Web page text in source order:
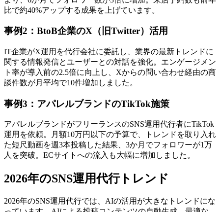
比で約40%アップする成果を上げています。
事例2：BtoB企業のX（旧Twitter）活用
IT企業がX運用を代行会社に委託し、業界の最新トレンドに
関する情報発信とユーザーとの対話を強化。エンゲージメン
ト率が導入前の2.5倍に向上し、Xからの問い合わせ経由の商
談件数が月平均で10件増加しました。
事例3：アパレルブランドのTikTok施策
アパレルブランドがフリーランスのSNS運用代行者にTikTok
運用を依頼。月額10万円以下の予算で、トレンドを取り入れ
た短尺動画を週3本投稿した結果、3か月でフォロワーが1万
人を突破。ECサイトへの流入も大幅に増加しました。
2026年のSNS運用代行トレンド
2026年のSNS運用代行では、AIの活用が大きなトレンドにな